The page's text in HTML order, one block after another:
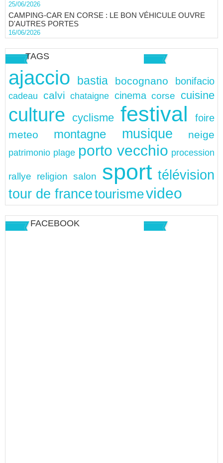
25/06/2026
CAMPING-CAR EN CORSE : LE BON VÉHICULE OUVRE
D'AUTRES PORTES
16/06/2026
TAGS
ajaccio bastia bocognano bonifacio
cadeau calvi chataigne cinema corse cuisine
culture cyclisme festival foire
meteo montagne musique neige
patrimonio plage porto vecchio procession
rallye religion salon sport télévision
tour de francetourismevideo
FACEBOOK